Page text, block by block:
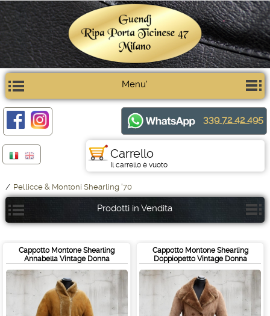
Menu'
339 72 42 495
Carrello
Il carrello è vuoto
/ Pellicce & Montoni Shearling '70
Prodotti in Vendita
Cappotto Montone Shearling
Annabella Vintage Donna
Cappotto Montone Shearling
Doppiopetto Vintage Donna